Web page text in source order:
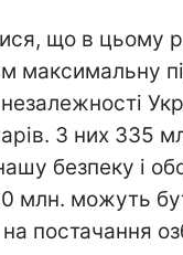
що в цьому
максимальну
З них 335
безпеку і
млн. можуть
на постачання